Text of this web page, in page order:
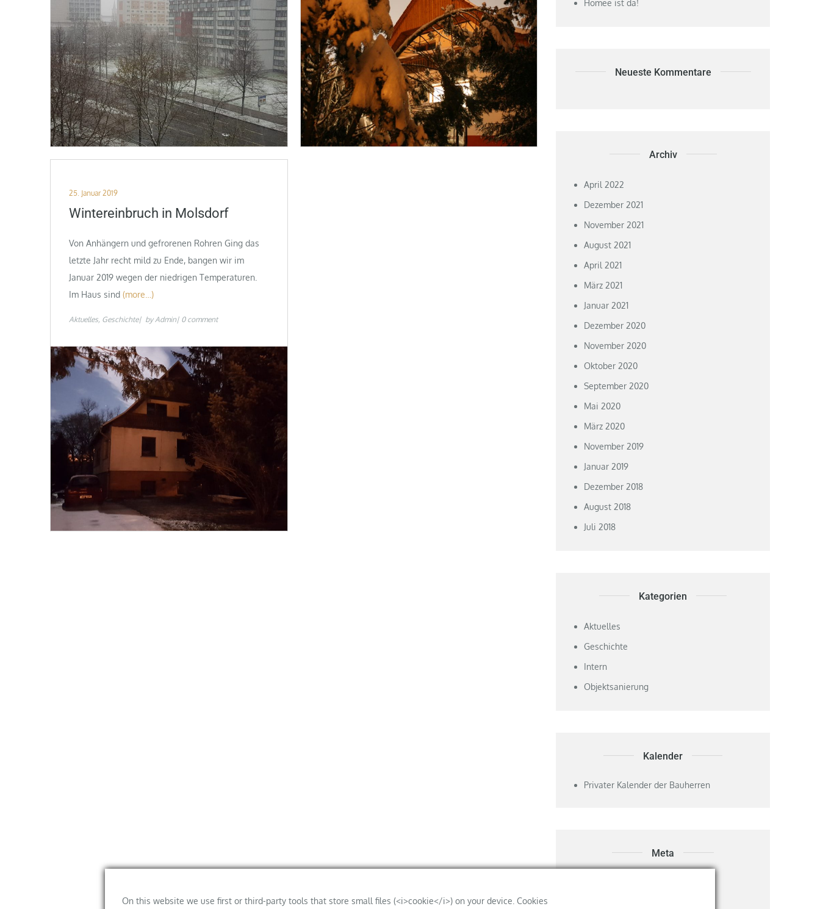
Posted
on
25. Januar 2019
Wintereinbruch in Molsdorf
Von Anhängern und gefrorenen Rohren Ging das
letzte Jahr recht mild zu Ende, bangen wir im
Januar 2019 wegen der niedrigen Temperaturen.
Im Haus sind (more…)
Aktuelles Geschichte by Admin 0 comment
Homee ist da!
Neueste Kommentare
Archiv
April 2022
Dezember 2021
November 2021
August 2021
April 2021
März 2021
Januar 2021
Dezember 2020
November 2020
Oktober 2020
September 2020
Mai 2020
März 2020
November 2019
Januar 2019
Dezember 2018
August 2018
Juli 2018
Kategorien
Aktuelles
Geschichte
Intern
Objektsanierung
Kalender
Privater Kalender der Bauherren
Meta
On this website we use first or third-party tools that store small files (<i>cookie</i>) on your device. Cookies